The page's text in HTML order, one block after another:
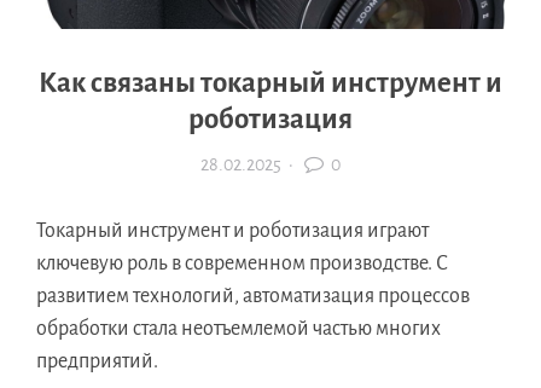
Как связаны токарный инструмент и
роботизация
28.02.2025 · 0
Токарный инструмент и роботизация играют
ключевую роль в современном производстве. С
развитием технологий, автоматизация процессов
обработки стала неотъемлемой частью многих
предприятий.